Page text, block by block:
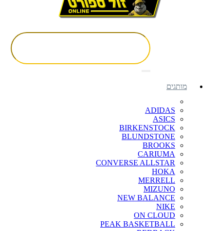
מותגים
ADIDAS
ASICS
BIRKENSTOCK
BLUNDSTONE
BROOKS
CARIUMA
CONVERSE ALLSTAR
HOKA
MERRELL
MIZUNO
NEW BALANCE
NIKE
ON CLOUD
PEAK BASKETBALL